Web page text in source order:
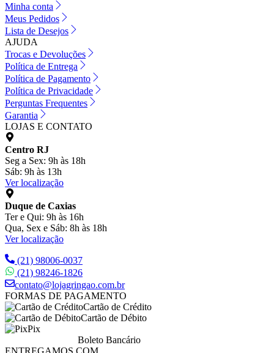
Minha conta
Meus Pedidos
Lista de Desejos
AJUDA
Trocas e Devoluções
Política de Entrega
Política de Pagamento
Política de Privacidade
Perguntas Frequentes
Garantia
LOJAS E CONTATO
Centro RJ
Seg a Sex: 9h às 18h
Sáb: 9h às 13h
Ver localização
Duque de Caxias
Ter e Qui: 9h às 16h
Qua, Sex e Sáb: 8h às 18h
Ver localização
(21) 98006-0037
(21) 98246-1826
contato@lojagringao.com.br
FORMAS DE PAGAMENTO
Cartão de Crédito
Cartão de Débito
Pix
Boleto Bancário
ENTREGAMOS COM